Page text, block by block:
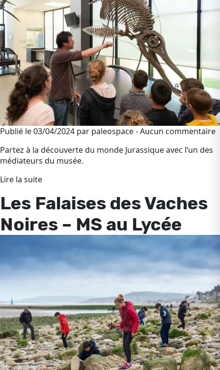
Publié le 03/04/2024 par paleospace - Aucun commentaire
Partez à la découverte du monde Jurassique avec l’un des
médiateurs du musée.
Lire la suite
Les Falaises des Vaches
Noires – MS au Lycée